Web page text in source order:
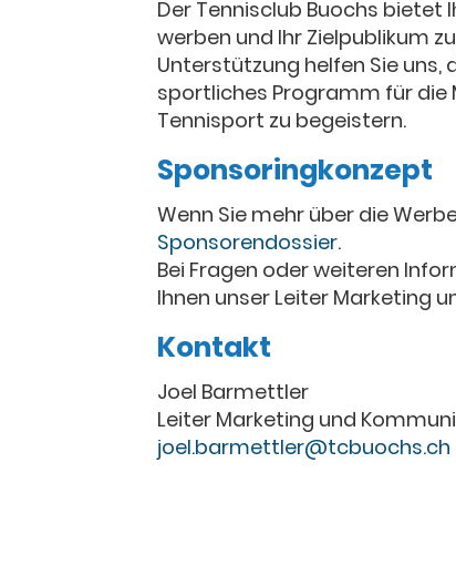
Der Tennisclub Buochs bietet
werben und Ihr Zielpublikum
Unterstützung helfen Sie
sportliches Programm für die
Tennisport zu begeistern.
Sponsoringkonzept
Wenn Sie mehr über die
Sponsorendossier.
Bei Fragen oder weiteren
Ihnen unser Leiter Marketing
Kontakt
Joel Barmettler
Leiter Marketing und
joel.barmettler@tcbuochs.ch